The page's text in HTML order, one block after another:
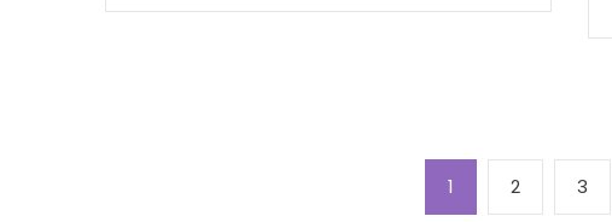
Page
1 Page
2 Page
3